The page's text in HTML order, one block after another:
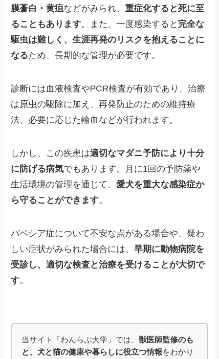
膜蒼白・黄疸などがみられ、重症化すると死に至
ることもあります。また、一度感染すると 完全な
駆虫は難しく、生涯再発のリスクを抱えることに
なるため、長期的な管理が必要です。
診断には血液検査やPCR検査が有効であり、治療
は原虫の駆除に加え、再発防止のための維持療
法、必要に応じた輸血などが行われます。
しかし、この疾患は適切なマダニ予防により十分
に防げる病気でもあります。月に1回の予防薬や
生活環境の管理を通じて、愛犬を重大な感染症か
ら守ることができます。
バベシア症について不安な点がある場合や、疑わ
しい症状がみられた場合には、早期に動物病院を
受診し、適切な検査と治療を受けることが大切で
す。
当サイト「わんらぶ大学」では、獣医師監修のも
と、犬と猫の健康や暮らしに役立つ情報をわかり